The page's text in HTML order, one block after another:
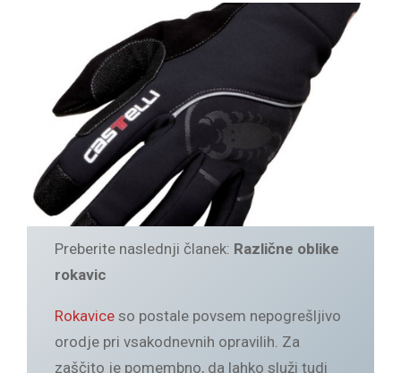
Preberite naslednji članek: Različne oblike
rokavic
Rokavice so postale povsem nepogrešljivo
orodje pri vsakodnevnih opravilih. Za
zaščito je pomembno, da lahko služi tudi